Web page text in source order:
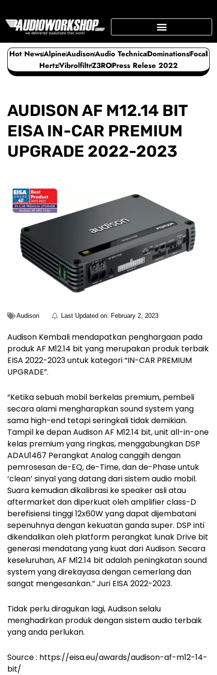
to
content
Hot NewsAlpineAudisonAudio TechnicaDominationsFocal
HertzVibrolfiltrZ3ROPress Relese 2022
AUDISON AF M12.14 BIT
EISA IN-CAR PREMIUM
UPGRADE 2022-2023
Audison Last Updated on: February 2, 2023
Audison Kembali mendapatkan penghargaan pada
produk AF M12.14 bit yang merupakan produk terbaik
EISA 2022-2023 untuk kategori “IN-CAR PREMIUM
UPGRADE”.
“Ketika sebuah mobil berkelas premium, pembeli
secara alami mengharapkan sound system yang
sama high-end tetapi seringkali tidak demikian.
Tampil ke depan Audison AF M12.14 bit, unit all-in-one
kelas premium yang ringkas, menggabungkan DSP
ADAU1467 Perangkat Analog canggih dengan
pemrosesan de-EQ, de-Time, dan de-Phase untuk
‘clean’ sinyal yang datang dari sistem audio mobil.
Suara kemudian dikalibrasi ke speaker asli atau
aftermarket dan diperkuat oleh amplifier class-D
berefisiensi tinggi 12x60W yang dapat dijembatani
sepenuhnya dengan kekuatan ganda super. DSP inti
dikendalikan oleh platform perangkat lunak Drive bit
generasi mendatang yang kuat dari Audison. Secara
keseluruhan, AF M12.14 bit adalah peningkatan sound
system yang direkayasa dengan cemerlang dan
sangat mengesankan.” Juri EISA 2022-2023.
Tidak perlu diragukan lagi, Audison selalu
menghadirkan produk dengan sistem audio terbaik
yang anda perlukan.
Source : https://eisa.eu/awards/audison-af-m12-14-
bit/